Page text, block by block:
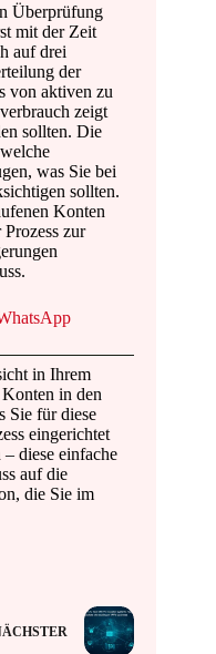
Überprüfung
mit der Zeit
auf drei
der
von aktiven zu
zeigt
sollten. Die
was Sie bei
sollten.
Konten
zur
in Ihrem
in den
Sie für diese
eingerichtet
diese einfache
auf die
die Sie im